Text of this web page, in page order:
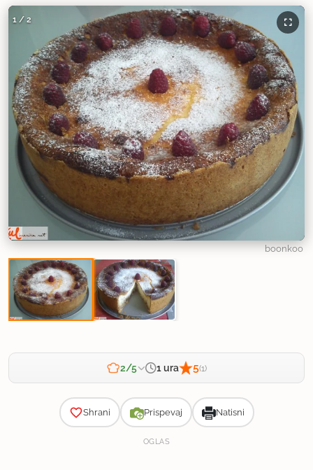
1 / 2
boonkoo
2/5 1 ura 5(1)
Shrani Prispevaj Natisni
OGLAS